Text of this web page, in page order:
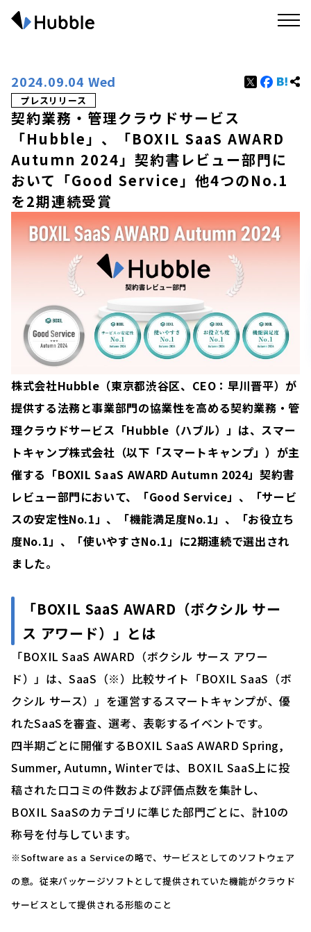
2024.09.04 Wed
プレスリリース
契約業務・管理クラウドサービス
「Hubble」、「BOXIL SaaS AWARD
Autumn 2024」契約書レビュー部門に
おいて「Good Service」他4つのNo.1
を2期連続受賞
株式会社Hubble（東京都渋谷区、CEO：早川晋平）が
提供する法務と事業部門の協業性を高める契約業務・管
理クラウドサービス「Hubble（ハブル）」は、スマー
トキャンプ株式会社（以下「スマートキャンプ」）が主
催する「BOXIL SaaS AWARD Autumn 2024」契約書
レビュー部門において、「Good Service」、「サービ
スの安定性No.1」、「機能満足度No.1」、「お役立ち
度No.1」、「使いやすさNo.1」に2期連続で選出され
ました。
「BOXIL SaaS AWARD（ボクシル サー
ス アワード）」とは
「BOXIL SaaS AWARD（ボクシル サース アワー
ド）」は、SaaS（※）比較サイト「BOXIL SaaS（ボ
クシル サース）」を運営するスマートキャンプが、優
れたSaaSを審査、選考、表彰するイベントです。
四半期ごとに開催するBOXIL SaaS AWARD Spring,
Summer, Autumn, Winterでは、BOXIL SaaS上に投
稿された口コミの件数および評価点数を集計し、
BOXIL SaaSのカテゴリに準じた部門ごとに、計10の
称号を付与しています。
※Software as a Serviceの略で、サービスとしてのソフトウェア
の意。従来パッケージソフトとして提供されていた機能がクラウド
サービスとして提供される形態のこと